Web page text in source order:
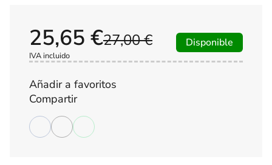
27,00 €
25,65 €
IVA incluido
Disponible
Añadir a favoritos
Compartir